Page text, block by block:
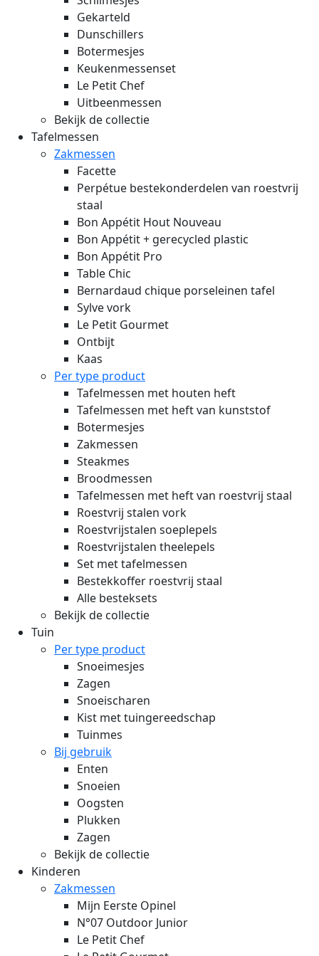
Gekarteld
Dunschillers
Botermesjes
Keukenmessenset
Le Petit Chef
Uitbeenmessen
Bekijk de collectie
Tafelmessen
Zakmessen
Facette
Perpétue bestekonderdelen van roestvrij
staal
Bon Appétit Hout Nouveau
Bon Appétit + gerecycled plastic
Bon Appétit Pro
Table Chic
Bernardaud chique porseleinen tafel
Sylve vork
Le Petit Gourmet
Ontbijt
Kaas
Per type product
Tafelmessen met houten heft
Tafelmessen met heft van kunststof
Botermesjes
Zakmessen
Steakmes
Broodmessen
Tafelmessen met heft van roestvrij staal
Roestvrij stalen vork
Roestvrijstalen soeplepels
Roestvrijstalen theelepels
Set met tafelmessen
Bestekkoffer roestvrij staal
Alle besteksets
Bekijk de collectie
Tuin
Per type product
Snoeimesjes
Zagen
Snoeischaren
Kist met tuingereedschap
Tuinmes
Bij gebruik
Enten
Snoeien
Oogsten
Plukken
Zagen
Bekijk de collectie
Kinderen
Zakmessen
Mijn Eerste Opinel
N°07 Outdoor Junior
Le Petit Chef